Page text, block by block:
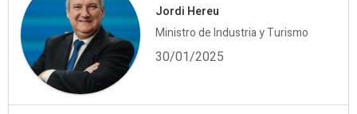
Jordi Hereu
Ministro de Industria y Turismo
30/01/2025